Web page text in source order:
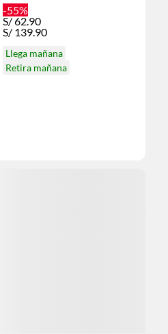
-55%
S/62.90
S/ 139.90
Llega mañana
Retira mañana